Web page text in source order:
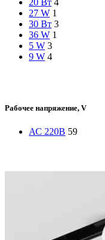
27 W 1
30 Вт 3
36 W 1
5 W 3
9 W 4
Рабочее напряжение, V
АС 220В 59